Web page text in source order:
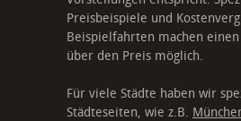
Preisbeispiele und
Beispielfahrten machen einen
über den Preis möglich.
Für viele Städte haben wir
Städteseiten, wie z.B.